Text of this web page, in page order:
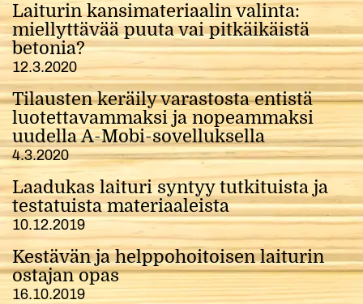
Laiturin kansimateriaalin valinta:
miellyttävää puuta vai pitkäikäistä
betonia?
12.3.2020
Tilausten keräily varastosta entistä
luotettavammaksi ja nopeammaksi
uudella A-Mobi-sovelluksella
4.3.2020
Laadukas laituri syntyy tutkituista ja
testatuista materiaaleista
10.12.2019
Kestävän ja helppohoitoisen laiturin
ostajan opas
16.10.2019